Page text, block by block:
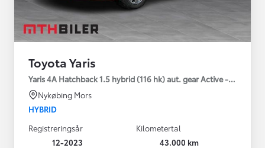
Toyota Yaris
Yaris 4A Hatchback 1.5 hybrid (116 hk) aut. gear Active -
Nykøbing Mors
HYBRID
Registreringsår
12-2023
Kilometertal
43.000 km